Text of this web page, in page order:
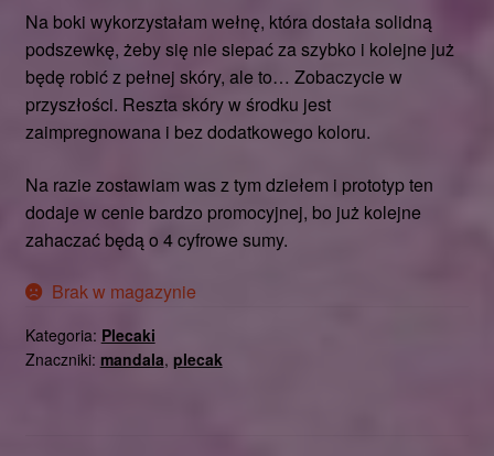
Na boki wykorzystałam wełnę, która dostała solidną
podszewkę, żeby się nie siepać za szybko i kolejne już
będę robić z pełnej skóry, ale to… Zobaczycie w
przyszłości. Reszta skóry w środku jest
zaimpregnowana i bez dodatkowego koloru.
Na razie zostawiam was z tym dziełem i prototyp ten
dodaje w cenie bardzo promocyjnej, bo już kolejne
zahaczać będą o 4 cyfrowe sumy.
Brak w magazynie
Kategoria: Plecaki
Znaczniki: mandala, plecak